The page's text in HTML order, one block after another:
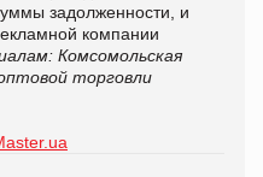
задолженности, и
компании
Комсомольская
торговли